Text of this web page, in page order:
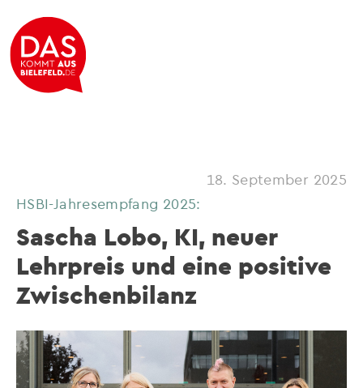
18. September 2025
HSBI-Jahresempfang 2025:
Sascha Lobo, KI, neuer
Lehrpreis und eine positive
Zwischenbilanz